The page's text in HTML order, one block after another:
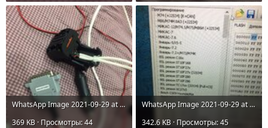
WhatsApp Image 2021-09-29 at 18.53.57.jpeg
369 KB · Просмотры: 44
WhatsApp Image 2021-09-29 at 18.53.58.jpeg
342.6 KB · Просмотры: 45